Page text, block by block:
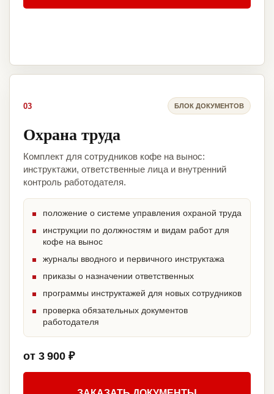
03 БЛОК ДОКУМЕНТОВ
Охрана труда
Комплект для сотрудников кофе на вынос:
инструктажи, ответственные лица и внутренний
контроль работодателя.
положение о системе управления охраной труда
инструкции по должностям и видам работ для
кофе на вынос
журналы вводного и первичного инструктажа
приказы о назначении ответственных
программы инструктажей для новых сотрудников
проверка обязательных документов
работодателя
от 3 900 ₽